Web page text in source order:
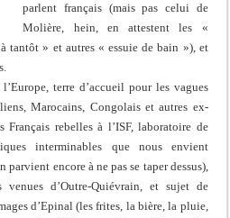
parlent français (mais pas celui de
Molière, hein, en attestent les «
tantôt » et autres « essuie de bain »), et
terre d’accueil pour les vagues
Marocains, Congolais et autres ex-
rebelles à l’ISF, laboratoire de
interminables que nous envient
encore à ne pas se taper dessus),
venues d’Outre-Quiévrain, et sujet de
d’Epinal (les frites, la bière, la pluie,